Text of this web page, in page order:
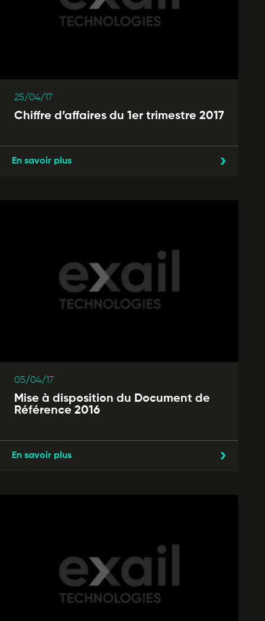
25/04/17
Chiffre d’affaires du 1er trimestre 2017
En savoir plus
05/04/17
Mise à disposition du Document de
Référence 2016
En savoir plus